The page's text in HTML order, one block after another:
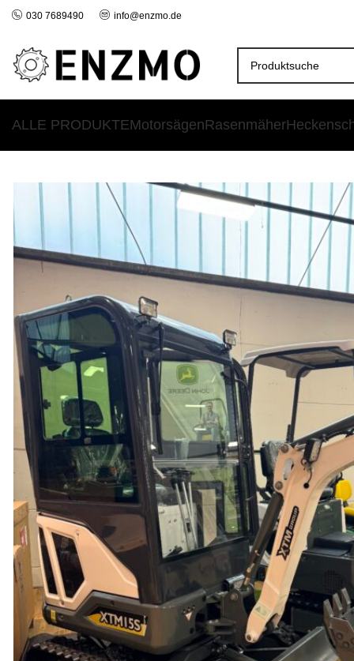
030 7689490 info@enzmo.de
ALLE PRODUKTEMotorsägenRasenmäher